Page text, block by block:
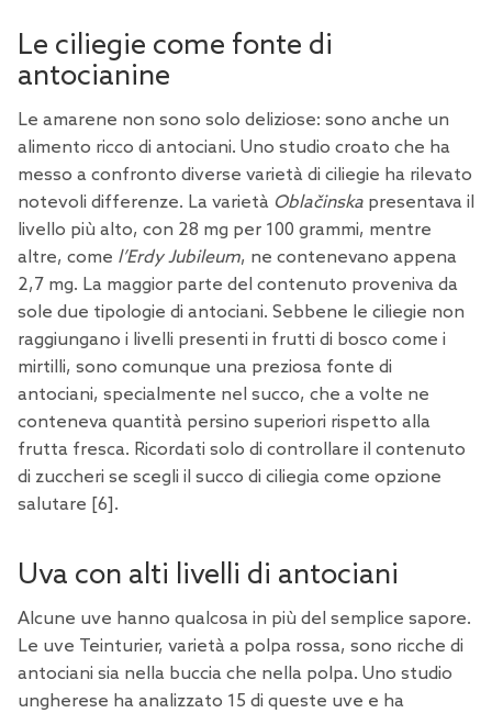
Le ciliegie come fonte di
antocianine
Le amarene non sono solo deliziose: sono anche un
alimento ricco di antociani. Uno studio croato che ha
messo a confronto diverse varietà di ciliegie ha rilevato
notevoli differenze. La varietà Oblačinska presentava il
livello più alto, con 28 mg per 100 grammi, mentre
altre, come l’Erdy Jubileum, ne contenevano appena
2,7 mg. La maggior parte del contenuto proveniva da
sole due tipologie di antociani. Sebbene le ciliegie non
raggiungano i livelli presenti in frutti di bosco come i
mirtilli, sono comunque una preziosa fonte di
antociani, specialmente nel succo, che a volte ne
conteneva quantità persino superiori rispetto alla
frutta fresca. Ricordati solo di controllare il contenuto
di zuccheri se scegli il succo di ciliegia come opzione
salutare [6].
Uva con alti livelli di antociani
Alcune uve hanno qualcosa in più del semplice sapore.
Le uve Teinturier, varietà a polpa rossa, sono ricche di
antociani sia nella buccia che nella polpa. Uno studio
ungherese ha analizzato 15 di queste uve e ha